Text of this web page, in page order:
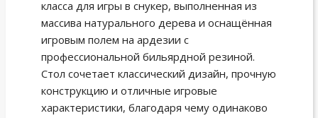
класса для игры в снукер, выполненная из
массива натурального дерева и оснащённая
игровым полем на ардезии с
профессиональной бильярдной резиной.
Стол сочетает классический дизайн, прочную
конструкцию и отличные игровые
характеристики, благодаря чему одинаково